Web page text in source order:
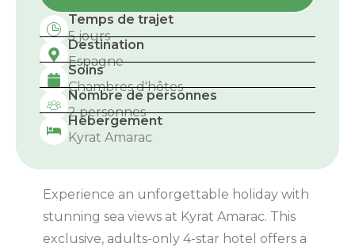
Temps de trajet
5 jours
Destination
Espagne
Soins
Chambres d'hôtes
Nombre de personnes
2 personnes
Hébergement
Kyrat Amarac
Experience an unforgettable holiday with
stunning sea views at Kyrat Amarac. This
exclusive, adults-only 4-star hotel offers a